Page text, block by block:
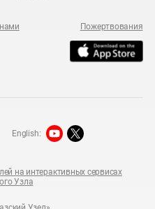
Пожертвования
на интерактивных сервисах
Узла
English: